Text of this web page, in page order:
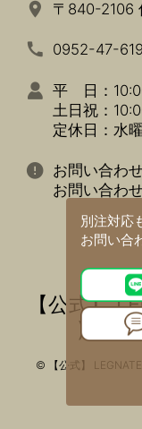
別注対応
お問い合
〒840-2106
0952-47-
平 日：
土日祝：
定休日：水
お問い合わ
お問い合わ
【公式】
) 家具
© 【公式】